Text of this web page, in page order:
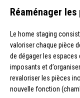
Réaménager les
Le home staging
valoriser chaque pièce
de dégager les espaces
imposants et
revaloriser les pièces
nouvelle fonction